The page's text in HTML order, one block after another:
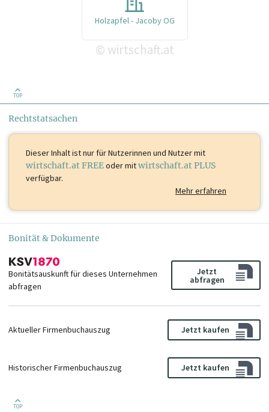
Holzapfel - Jacoby OG
© wirtschaft.at
TOP
Rechtstatsachen
Dieser Inhalt istnur für Nutzerinnen und Nutzer mit
wirtschaft.at FREEoder mitwirtschaft.at PLUS
verfügbar.
Mehr erfahren
Bonität & Dokumente
Bonitätsauskunft für dieses Unternehmen
abfragen
Jetzt
abfragen
Aktueller Firmenbuchauszug Jetzt kaufen
Historischer Firmenbuchauszug Jetzt kaufen
TOP